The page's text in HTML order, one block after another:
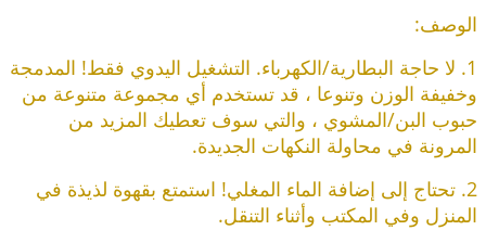
الوصف:
1. لا حاجة البطارية/الكهرباء. التشغيل اليدوي فقط! المدمجة
وخفيفة الوزن وتنوعا ، قد تستخدم أي مجموعة متنوعة من
حبوب البن/المشوي ، والتي سوف تعطيك المزيد من
المرونة في محاولة النكهات الجديدة.
2. تحتاج إلى إضافة الماء المغلي! استمتع بقهوة لذيذة في
المنزل وفي المكتب وأثناء التنقل.